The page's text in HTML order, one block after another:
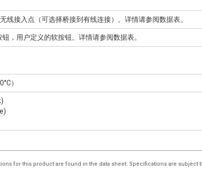
线接入点（可选择桥接到有线连接）。详情请参阅数据表。
，用户定义的软按钮。详情请参阅数据表。
）
for this product are found in the data sheet. Specifications are subject